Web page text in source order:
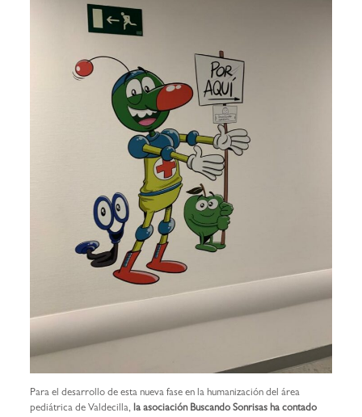
Para el desarrollo de esta nueva fase en la humanización del área
pediátrica de Valdecilla, la asociación Buscando Sonrisas ha contado